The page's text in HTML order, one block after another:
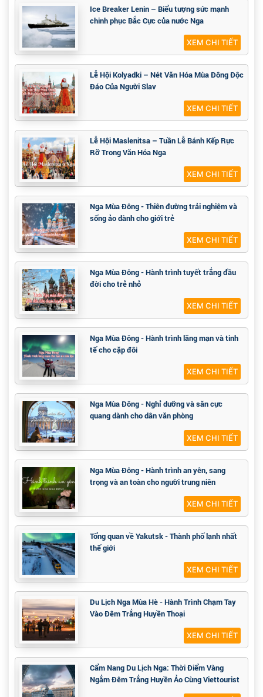
Ice Breaker Lenin – Biểu tượng sức mạnh
chinh phục Bắc Cực của nước Nga
XEM CHI TIẾT
Lễ Hội Kolyadki – Nét Văn Hóa Mùa Đông Độc
Đáo Của Người Slav
XEM CHI TIẾT
Lễ Hội Maslenitsa – Tuần Lễ Bánh Kếp Rực
Rỡ Trong Văn Hóa Nga
XEM CHI TIẾT
Nga Mùa Đông - Thiên đường trải nghiệm và
sống ảo dành cho giới trẻ
XEM CHI TIẾT
Nga Mùa Đông - Hành trình tuyết trắng đầu
đời cho trẻ nhỏ
XEM CHI TIẾT
Nga Mùa Đông - Hành trình lãng mạn và tinh
tế cho cặp đôi
XEM CHI TIẾT
Nga Mùa Đông - Nghỉ dưỡng và săn cực
quang dành cho dân văn phòng
XEM CHI TIẾT
Nga Mùa Đông - Hành trình an yên, sang
trọng và an toàn cho người trung niên
XEM CHI TIẾT
Tổng quan về Yakutsk - Thành phố lạnh nhất
thế giới
XEM CHI TIẾT
Du Lịch Nga Mùa Hè - Hành Trình Chạm Tay
Vào Đêm Trắng Huyền Thoại
XEM CHI TIẾT
Cẩm Nang Du Lịch Nga: Thời Điểm Vàng
Ngắm Đêm Trắng Huyền Ảo Cùng Viettourist